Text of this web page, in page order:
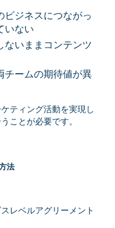
ジネスにつながっ
いない
ないままコンテンツ
チームの期待値が異
ティング活動を実現し
ことが必要です。
法
レベルアグリーメント